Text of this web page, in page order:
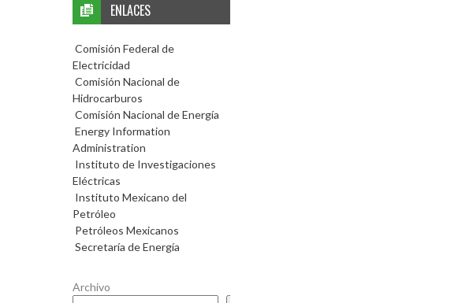
ENLACES
Comisión Federal de
Electricidad
Comisión Nacional de
Hidrocarburos
Comisión Nacional de Energía
Energy Information
Administration
Instituto de Investigaciones
Eléctricas
Instituto Mexicano del
Petróleo
Petróleos Mexicanos
Secretaría de Energía
Archivo